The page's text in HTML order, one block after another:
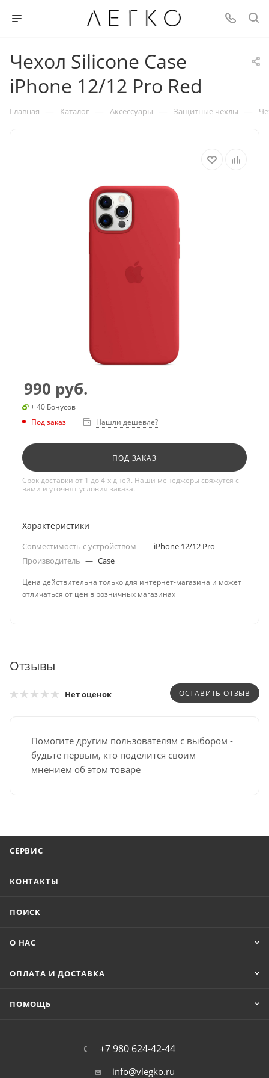
Чехол Silicone Case
iPhone 12/12 Pro Red
Главная — Каталог — Аксессуары — Защитные чехлы —
990 руб.
+ 40 Бонусов
Под заказ
Нашли дешевле?
ПОД ЗАКАЗ
Срок доставки от 1 до 4-х дней. Наши менеджеры свяжутся с
вами и уточнят условия заказа.
Характеристики
Совместимость с устройством — iPhone 12/12 Pro
Производитель — Case
Цена действительна только для интернет-магазина и может
отличаться от цен в розничных магазинах
Отзывы
Нет оценок ОСТАВИТЬ ОТЗЫВ
Помогите другим пользователям с выбором -
будьте первым, кто поделится своим
мнением об этом товаре
СЕРВИС
КОНТАКТЫ
ПОИСК
О НАС
ОПЛАТА И ДОСТАВКА
ПОМОЩЬ
+7 980 624-42-44
info@vlegko.ru